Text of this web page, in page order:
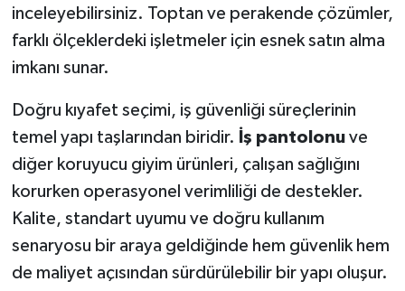
inceleyebilirsiniz. Toptan ve perakende çözümler,
farklı ölçeklerdeki işletmeler için esnek satın alma
imkanı sunar.
Doğru kıyafet seçimi, iş güvenliği süreçlerinin
temel yapı taşlarından biridir. İş pantolonuve
diğer koruyucu giyim ürünleri, çalışan sağlığını
korurken operasyonel verimliliği de destekler.
Kalite, standart uyumu ve doğru kullanım
senaryosu bir araya geldiğinde hem güvenlik hem
de maliyet açısından sürdürülebilir bir yapı oluşur.